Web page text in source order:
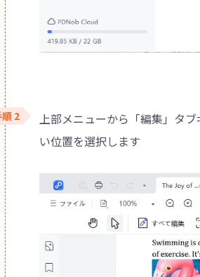
上部メニューから「編集」タ
い位置を選択します